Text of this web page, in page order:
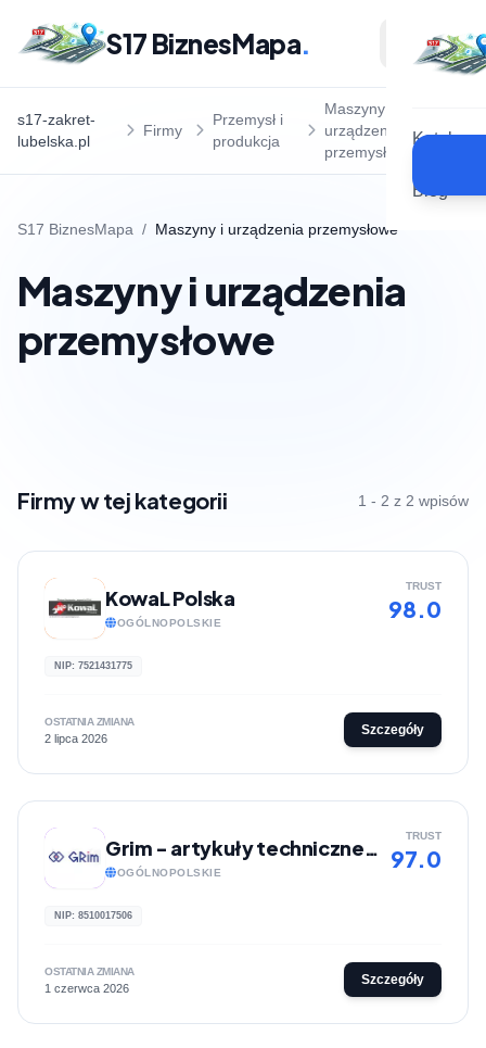
S17 BiznesMapa.
Katalog
Blog
s17-zakret-
lubelska.pl
Firmy
Przemysł i
produkcja
Maszyny i
urządzenia
przemysłowe
S17 BiznesMapa / Maszyny i urządzenia przemysłowe
Maszyny i urządzenia
przemysłowe
Firmy w tej kategorii 1 - 2 z 2 wpisów
KowaL Polska
OGÓLNOPOLSKIE
TRUST
98.0
NIP: 7521431775
OSTATNIA ZMIANA
2 lipca 2026
Szczegóły
Grim - artykuły techniczne do maszyn
OGÓLNOPOLSKIE
TRUST
97.0
NIP: 8510017506
OSTATNIA ZMIANA
1 czerwca 2026
Szczegóły